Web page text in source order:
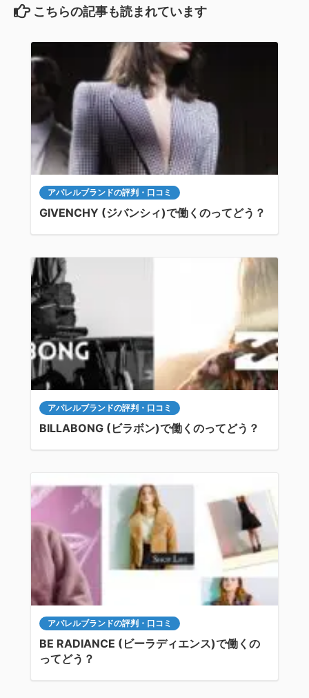
こちらの記事も読まれています
アパレルブランドの評判・口コミ
GIVENCHY (ジバンシィ)で働くのってどう？
アパレルブランドの評判・口コミ
BILLABONG (ビラボン)で働くのってどう？
アパレルブランドの評判・口コミ
BE RADIANCE (ビーラディエンス)で働くの
ってどう？